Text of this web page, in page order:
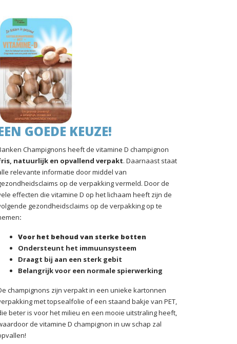
GOEDE KEUZE!
Champignons heeft de vitamine D champignon
natuurlijk en opvallend verpakt. Daarnaast staat
relevante informatie door middel van
op de verpakking vermeld. Door de
effecten die vitamine D op het lichaam heeft zijn de
gezondheidsclaims op de verpakking op te
:
Voor het behoud van sterke botten
Ondersteunt het immuunsysteem
Draagt bij aan een sterk gebit
Belangrijk voor een normale spierwerking
champignons zijn verpakt in een unieke kartonnen
met topsealfolie of een staand bakje van PET,
beter is voor het milieu en een mooie uitstraling heeft,
de vitamine D champignon in uw schap zal